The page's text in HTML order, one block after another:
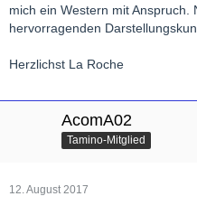
mich ein Western mit
hervorragenden
Herzlichst La Roche
AcomA02
Tamino-Mitglied
12. August 2017